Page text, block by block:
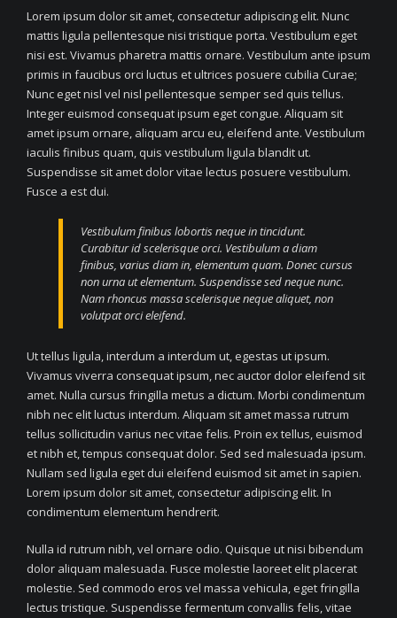
Lorem ipsum dolor sit amet, consectetur adipiscing elit. Nunc
mattis ligula pellentesque nisi tristique porta. Vestibulum eget
nisi est. Vivamus pharetra mattis ornare. Vestibulum ante ipsum
primis in faucibus orci luctus et ultrices posuere cubilia Curae;
Nunc eget nisl vel nisl pellentesque semper sed quis tellus.
Integer euismod consequat ipsum eget congue. Aliquam sit
amet ipsum ornare, aliquam arcu eu, eleifend ante. Vestibulum
iaculis finibus quam, quis vestibulum ligula blandit ut.
Suspendisse sit amet dolor vitae lectus posuere vestibulum.
Fusce a est dui.
Vestibulum finibus lobortis neque in tincidunt.
Curabitur id scelerisque orci. Vestibulum a diam
finibus, varius diam in, elementum quam. Donec cursus
non urna ut elementum. Suspendisse sed neque nunc.
Nam rhoncus massa scelerisque neque aliquet, non
volutpat orci eleifend.
Ut tellus ligula, interdum a interdum ut, egestas ut ipsum.
Vivamus viverra consequat ipsum, nec auctor dolor eleifend sit
amet. Nulla cursus fringilla metus a dictum. Morbi condimentum
nibh nec elit luctus interdum. Aliquam sit amet massa rutrum
tellus sollicitudin varius nec vitae felis. Proin ex tellus, euismod
et nibh et, tempus consequat dolor. Sed sed malesuada ipsum.
Nullam sed ligula eget dui eleifend euismod sit amet in sapien.
Lorem ipsum dolor sit amet, consectetur adipiscing elit. In
condimentum elementum hendrerit.
Nulla id rutrum nibh, vel ornare odio. Quisque ut nisi bibendum
dolor aliquam malesuada. Fusce molestie laoreet elit placerat
molestie. Sed commodo eros vel massa vehicula, eget fringilla
lectus tristique. Suspendisse fermentum convallis felis, vitae